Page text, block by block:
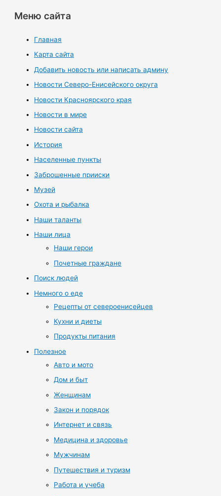
Меню сайта
Главная
Карта сайта
Добавить новость или написать админу
Новости Северо-Енисейского округа
Новости Красноярского края
Новости в мире
Новости сайта
История
Населенные пункты
Заброшенные прииски
Музей
Охота и рыбалка
Наши таланты
Наши лица
Наши герои
Почетные граждане
Поиск людей
Немного о еде
Рецепты от североенисейцев
Кухни и диеты
Продукты питания
Полезное
Авто и мото
Дом и быт
Женщинам
Закон и порядок
Интернет и связь
Медицина и здоровье
Мужчинам
Путешествия и туризм
Работа и учеба